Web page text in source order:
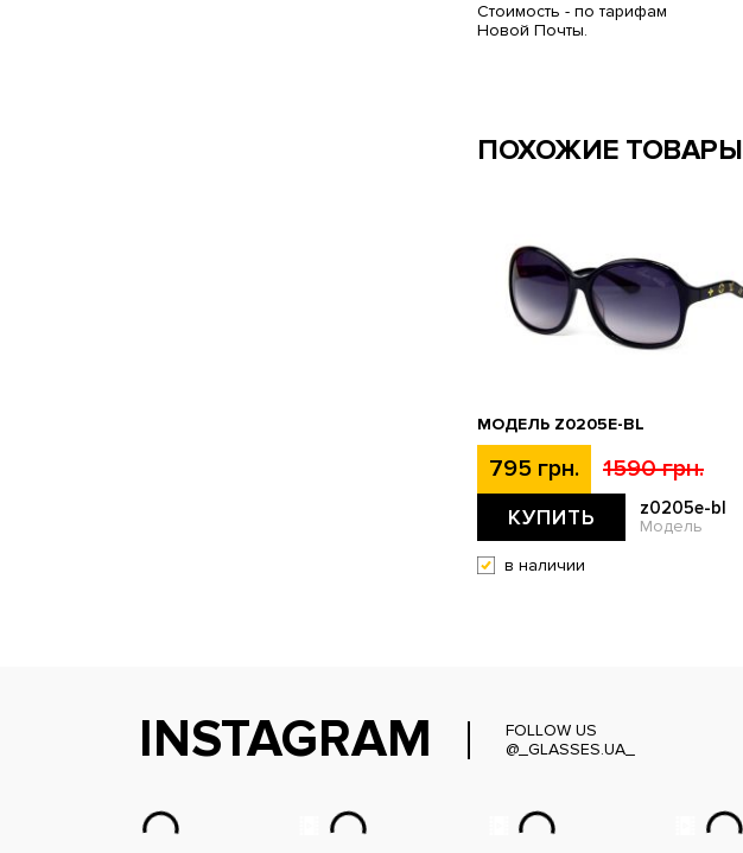
Стоимость - по тарифам
Новой Почты.
ПОХОЖИЕ ТОВАРЫ
МОДЕЛЬ Z0205E-BL
795 грн. 1590 грн.
КУПИТЬ z0205e-bl
Модель
в наличии
INSTAGRAM
FOLLOW US
@_GLASSES.UA_